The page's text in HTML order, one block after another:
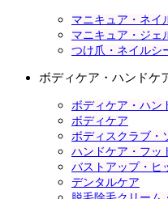
マニキュア・ネイ
マニキュア・ジェ
つけ爪・ネイルシ
ボディケア・ハンドケ
ボディケア・ハン
ボディケア
ボディスクラブ・
ハンドケア・フッ
バストアップ・ヒ
デンタルケア